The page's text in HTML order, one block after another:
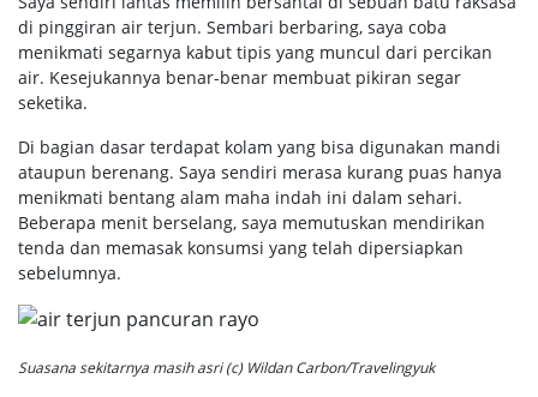
di pinggiran air terjun. Sembari berbaring, saya coba
menikmati segarnya kabut tipis yang muncul dari percikan
air. Kesejukannya benar-benar membuat pikiran segar
seketika.
Di bagian dasar terdapat kolam yang bisa digunakan mandi
ataupun berenang. Saya sendiri merasa kurang puas hanya
menikmati bentang alam maha indah ini dalam sehari.
Beberapa menit berselang, saya memutuskan mendirikan
tenda dan memasak konsumsi yang telah dipersiapkan
sebelumnya.
Suasana sekitarnya masih asri (c) Wildan Carbon/Travelingyuk